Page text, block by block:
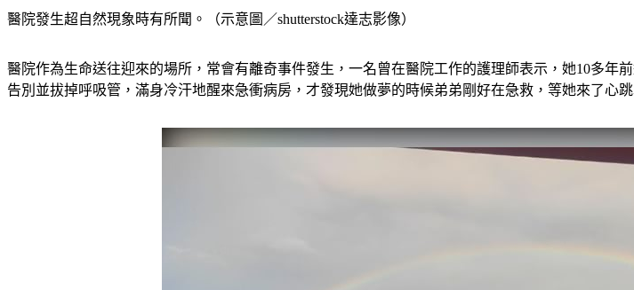
醫院發生超自然現象時有所聞。（示意圖／shutterstock達志影像）
醫院作為生命送往迎來的場所，常會有離奇事件發生，一名曾在醫院工作的護理師表示，她10多
告別並拔掉呼吸管，滿身冷汗地醒來急衝病房，才發現她做夢的時候弟弟剛好在急救，等她來了心